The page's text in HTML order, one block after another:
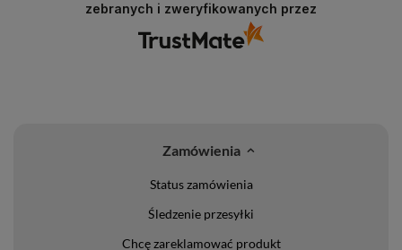
zebranych i zweryfikowanych przez
Zamówienia
Status zamówienia
Śledzenie przesyłki
Chcę zareklamować produkt